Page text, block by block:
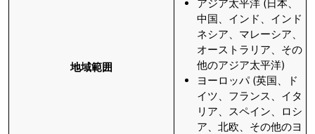
地域範囲
アジア太平洋 (日本、
中国、インド、インド
ネシア、マレーシア、
オーストラリア、その
他のアジア太平洋)
ヨーロッパ (英国、ド
イツ、フランス、イタ
リア、スペイン、ロシ
ア、北欧、その他のヨ